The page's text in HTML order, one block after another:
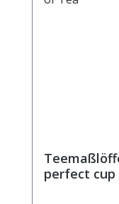
perfect